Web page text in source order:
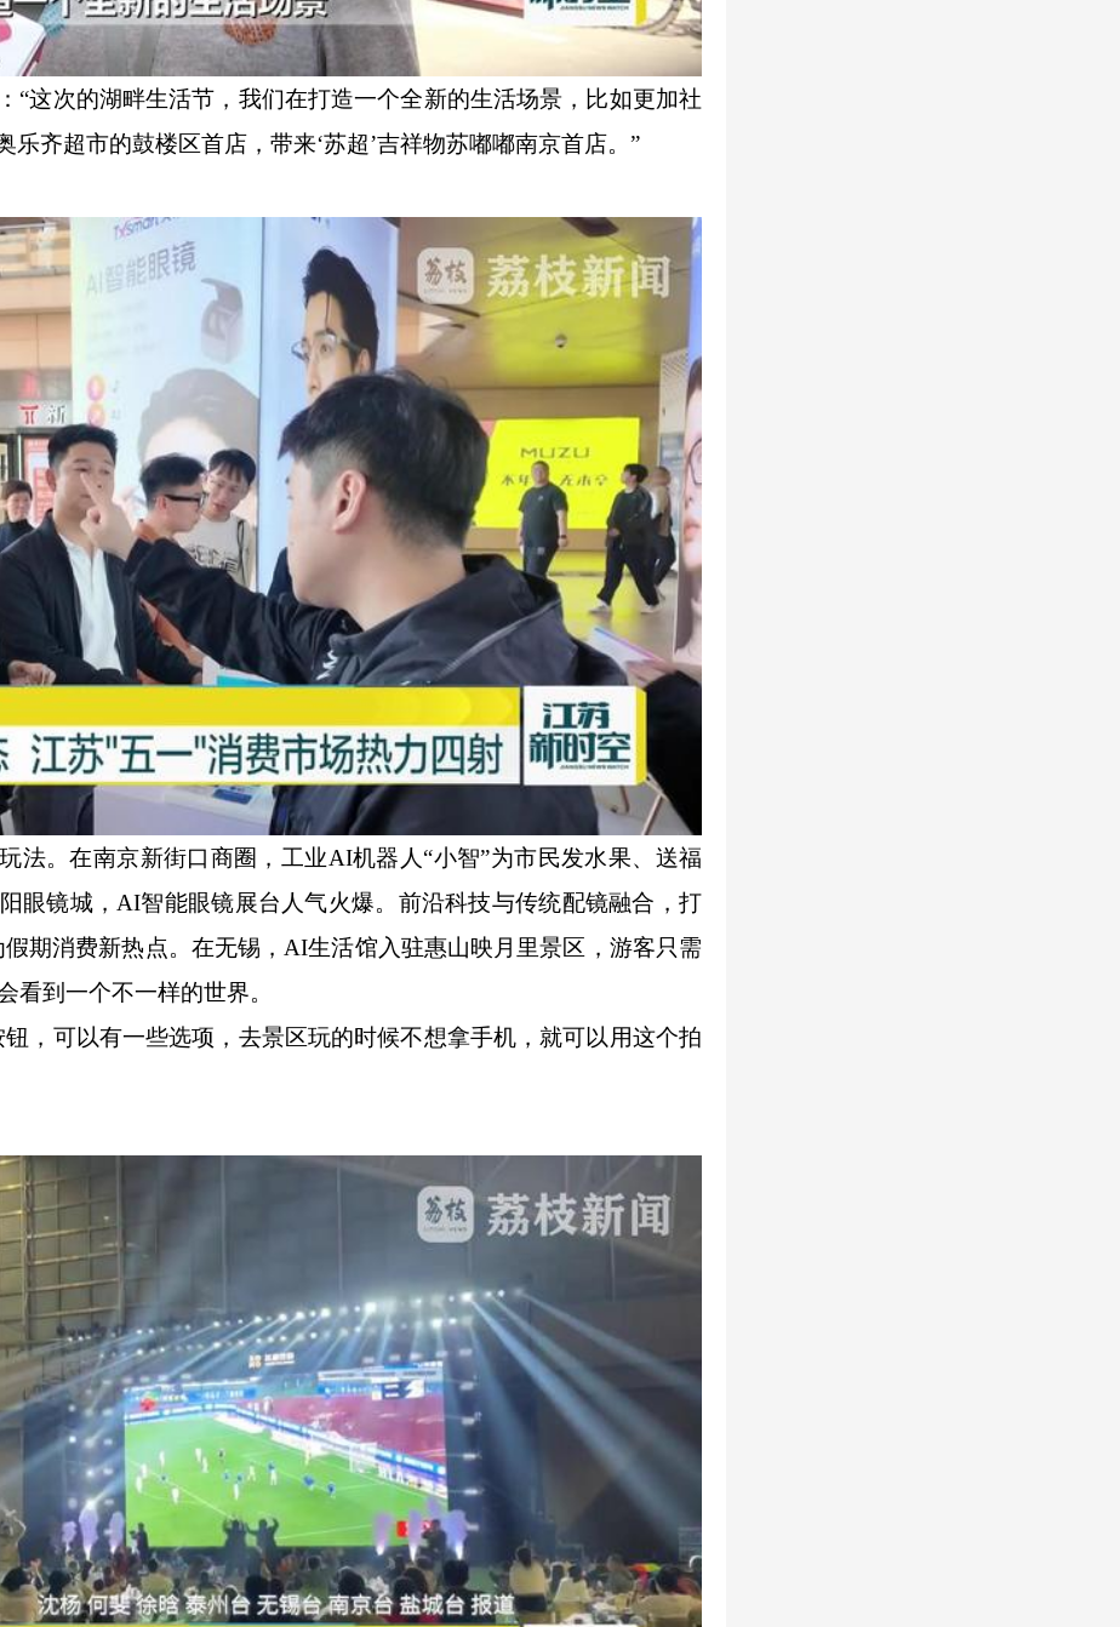
次的湖畔生活节，我们在打造一个全新的生活场景，比如更加社
齐超市的鼓楼区首店，带来‘苏超’吉祥物苏嘟嘟南京首店。”
。在南京新街口商圈，工业AI机器人“小智”为市民发水果、送福
眼镜城，AI智能眼镜展台人气火爆。前沿科技与传统配镜融合，打
期消费新热点。在无锡，AI生活馆入驻惠山映月里景区，游客只需
到一个不一样的世界。
可以有一些选项，去景区玩的时候不想拿手机，就可以用这个拍